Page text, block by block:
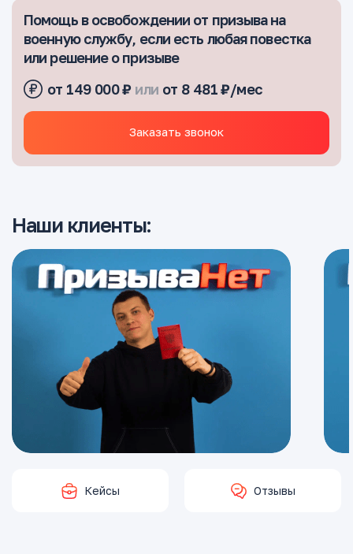
Помощь в освобождении от призыва на
военную службу, если есть любая повестка
или решение о призыве
от 149 000 ₽ или от 8 481 ₽/мес
Заказать звонок
Наши клиенты:
Кейсы Отзывы